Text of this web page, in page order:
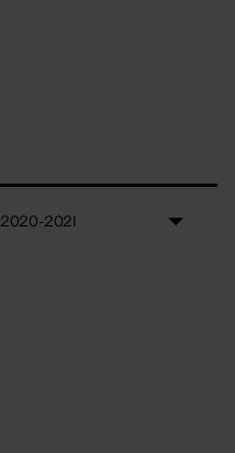
2020-2021